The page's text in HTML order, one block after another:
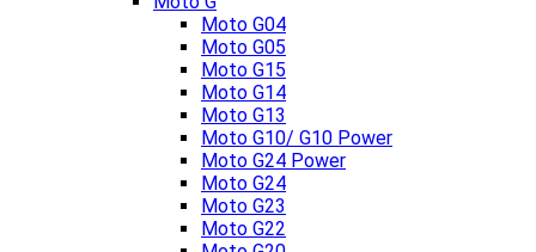
Moto G04
Moto G05
Moto G15
Moto G14
Moto G13
Moto G10/ G10 Power
Moto G24 Power
Moto G24
Moto G23
Moto G22